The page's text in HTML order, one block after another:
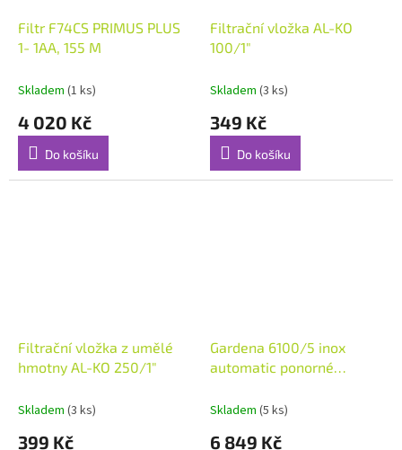
Filtr F74CS PRIMUS PLUS
1- 1AA, 155 M
Skladem (1 ks)
4 020 Kč
Do košíku
Filtrační vložka AL-KO
100/1"
Skladem (3 ks)
349 Kč
Do košíku
Filtrační vložka z umělé
hmotny AL-KO 250/1"
Skladem (3 ks)
399 Kč
Gardena 6100/5 inox
automatic ponorné
Skladem (5 ks)
6 849 Kč